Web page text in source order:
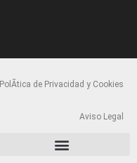
PolÃ­tica de Privacidad y Cookies
Aviso Legal